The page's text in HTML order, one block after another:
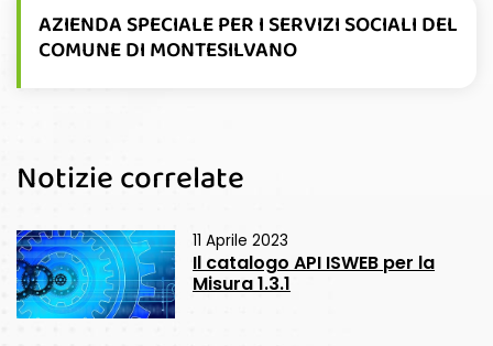
AZIENDA SPECIALE PER I SERVIZI SOCIALI DEL
COMUNE DI MONTESILVANO
Notizie correlate
11 Aprile 2023
Il catalogo API ISWEB per la
Misura 1.3.1